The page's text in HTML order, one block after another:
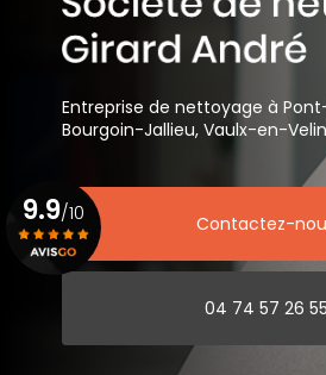
Entreprise de nettoyage à
Bourgoin-Jallieu, Vaulx-en-
Contactez-
04 74 57 26 55
9.9/10